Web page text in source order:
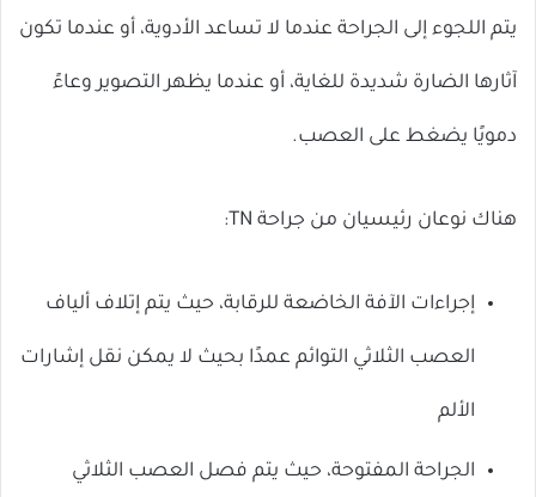
يتم اللجوء إلى الجراحة عندما لا تساعد الأدوية، أو عندما تكون
آثارها الضارة شديدة للغاية، أو عندما يظهر التصوير وعاءً
دمويًا يضغط على العصب.
هناك نوعان رئيسيان من جراحة TN:
إجراءات الآفة الخاضعة للرقابة، حيث يتم إتلاف ألياف
العصب الثلاثي التوائم عمدًا بحيث لا يمكن نقل إشارات
الألم
الجراحة المفتوحة، حيث يتم فصل العصب الثلاثي